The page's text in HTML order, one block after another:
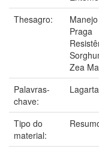
Thesagro:
Manejo
Praga
Zea
Palavras-
chave:
Tipo do
material: